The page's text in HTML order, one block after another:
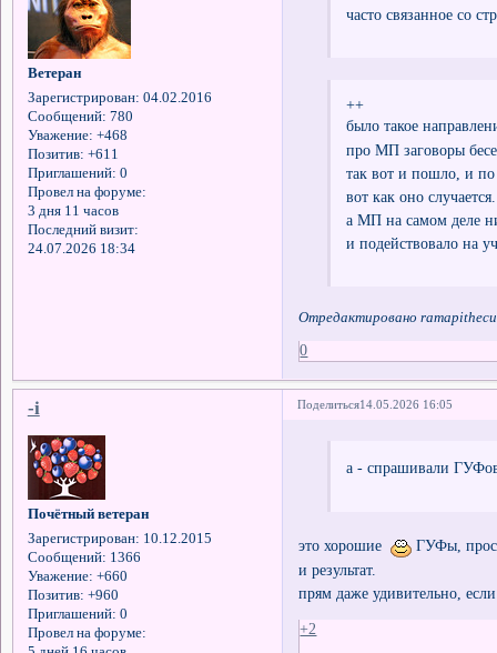
Ветеран
Зарегистрирован: 04.02.2016
Сообщений: 780
Уважение: +468
Позитив: +611
Приглашений: 0
Провел на форуме:
3 дня 11 часов
Последний визит:
24.07.2026 18:34
часто связанное со
++
было такое
про МП заговоры
так вот и пошло, и по
вот как оно случается.
а МП на самом деле
и подействовало на
Отредактировано
0
Поделиться14.05.2026 16:05
-i
Почётный ветеран
Зарегистрирован: 10.12.2015
Сообщений: 1366
Уважение: +660
Позитив: +960
Приглашений: 0
Провел на форуме:
а - спрашивали
это хорошие
ГУФы,
и результат.
прям даже удивительно,
+2